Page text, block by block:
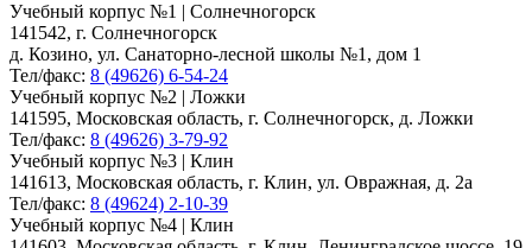
Учебный корпус №1 | Солнечногорск
141542, г. Солнечногорск
д. Козино, ул. Санаторно-лесной школы №1, дом 1
Тел/факс: 8 (49626) 6-54-24
Учебный корпус №2 | Ложки
141595, Московская область, г. Солнечногорск, д. Ложки
Тел/факс: 8 (49626) 3-79-92
Учебный корпус №3 | Клин
141613, Московская область, г. Клин, ул. Овражная, д. 2а
Тел/факс: 8 (49624) 2-10-39
Учебный корпус №4 | Клин